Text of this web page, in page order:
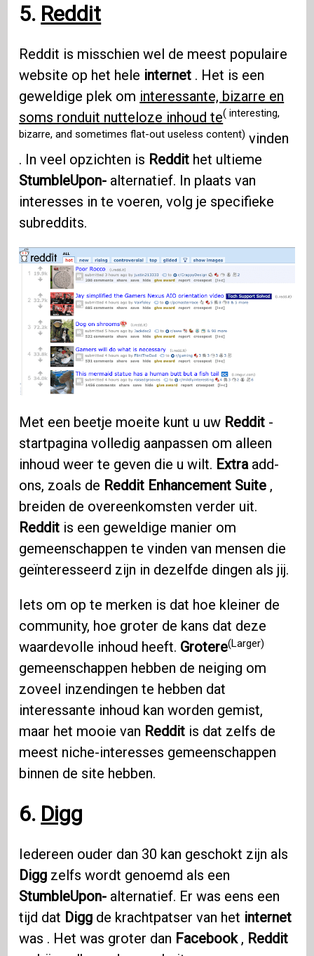
5. Reddit
Reddit is misschien wel de meest populaire
website op het hele internet . Het is een
geweldige plek om interessante, bizarre en
soms ronduit nutteloze inhoud te( interesting,
bizarre, and sometimes flat-out useless content) vinden
. In veel opzichten is Reddit het ultieme
StumbleUpon- alternatief. In plaats van
interesses in te voeren, volg je specifieke
subreddits.
Met een beetje moeite kunt u uw Reddit -
startpagina volledig aanpassen om alleen
inhoud weer te geven die u wilt. Extraadd-
ons, zoals de Reddit Enhancement Suite ,
breiden de overeenkomsten verder uit.
Reddit is een geweldige manier om
gemeenschappen te vinden van mensen die
geïnteresseerd zijn in dezelfde dingen als jij.
Iets om op te merken is dat hoe kleiner de
community, hoe groter de kans dat deze
waardevolle inhoud heeft. Grotere(Larger)
gemeenschappen hebben de neiging om
zoveel inzendingen te hebben dat
interessante inhoud kan worden gemist,
maar het mooie van Reddit is dat zelfs de
meest niche-interesses gemeenschappen
binnen de site hebben.
6. Digg
Iedereen ouder dan 30 kan geschokt zijn als
Digg zelfs wordt genoemd als een
StumbleUpon- alternatief. Er was eens een
tijd dat Digg de krachtpatser van het internet
was . Het was groter dan Facebook, Reddit